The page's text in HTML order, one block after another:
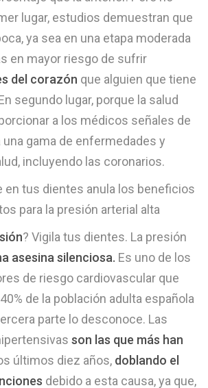
lugar, estudios demuestran que
ya sea en una etapa moderada
en mayor riesgo de sufrir
del corazón que alguien que tiene
segundo lugar, porque la salud
a los médicos señales de
una gama de enfermedades y
incluyendo las coronarios.
en tus dientes anula los beneficios
para la presión arterial alta
? Vigila tus dientes. La presión
asesina silenciosa. Es uno de los
de riesgo cardiovascular que
de la población adulta española
parte lo desconoce. Las
son las que más han
últimos diez años, doblando el
debido a esta causa, ya que,